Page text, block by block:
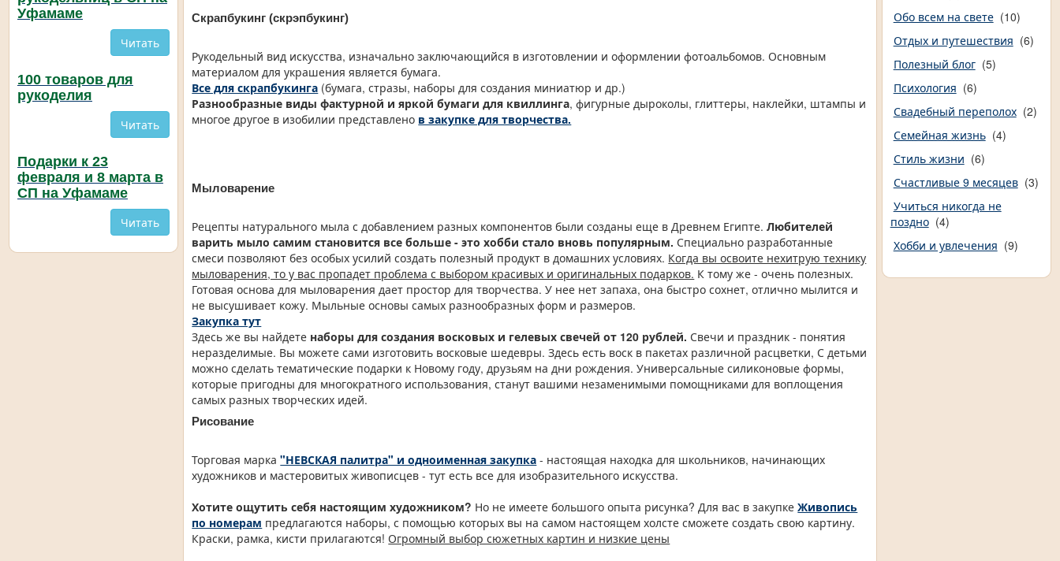
Скрапбукинг (скрэпбукинг)
Рукодельный вид искусства, изначально заключающийся в изготовлении и оформлении фотоальбомов. Основным
материалом для украшения является бумага.
Все для скрапбукинга (бумага, стразы, наборы для создания миниатюр и др.)
Разнообразные виды фактурной и яркой бумаги для квиллинга, фигурные дыроколы, глиттеры, наклейки, штампы и
многое другое в изобилии представлено в закупке для творчества.
Мыловарение
Рецепты натурального мыла с добавлением разных компонентов были созданы еще в Древнем Египте.Любителей
варить мыло самим становится все больше - это хобби стало вновь популярным. Специально разработанные
смеси позволяют без особых усилий создать полезный продукт в домашних условиях. Когда вы освоите нехитрую технику
мыловарения, то у вас пропадет проблема с выбором красивых и оригинальных подарков. К тому же - очень полезных.
Готовая основа для мыловарения дает простор для творчества. У нее нет запаха, она быстро сохнет, отлично мылится и
не высушивает кожу. Мыльные основы самых разнообразных форм и размеров.
Закупка тут
Здесь же вы найдете наборы для создания восковых и гелевых свечей от 120 рублей. Свечи и праздник - понятия
неразделимые. Вы можете сами изготовить восковые шедевры. Здесь есть воск в пакетах различной расцветки, С детьми
можно сделать тематические подарки к Новому году, друзьям на дни рождения. Универсальные силиконовые формы,
которые пригодны для многократного использования, станут вашими незаменимыми помощниками для воплощения
самых разных творческих идей.
Рисование
Торговая марка"НЕВСКАЯ палитра" и одноименная закупка - настоящая находка для школьников, начинающих
художников и мастеровитых живописцев - тут есть все для изобразительного искусства.
Хотите ощутить себя настоящим художником? Но не имеете большого опыта рисунка? Для вас в закупкеЖивопись
по номерам предлагаются наборы, с помощью которых вы на самом настоящем холсте сможете создать свою картину.
Краски, рамка, кисти прилагаются! Огромный выбор сюжетных картин и низкие цены
Уфамаме
Читать
100 товаров для
рукоделия
Читать
Подарки к 23
февраля и 8 марта в
СП на Уфамаме
Читать
Обо всем на свете (10)
Отдых и путешествия (6)
Полезный блог (5)
Психология (6)
Свадебный переполох (2)
Семейная жизнь (4)
Стиль жизни (6)
Счастливые 9 месяцев (3)
Учиться никогда не
поздно (4)
Хобби и увлечения (9)